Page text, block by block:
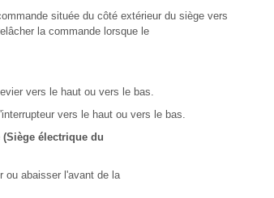
située du côté extérieur du siège vers
la commande lorsque le
vers le haut ou vers le bas.
vers le haut ou vers le bas.
électrique du
ou abaisser l'avant de la